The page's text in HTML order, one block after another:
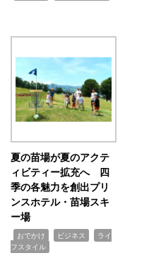
夏の苗場が夏のアクテ
ィビティー拡充へ 四
季の各魅力を創出プリ
ンスホテル・苗場スキ
ー場
おでかけ ビジネス
ライ
フスタイル